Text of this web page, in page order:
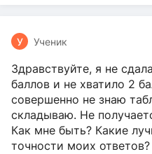
У Ученик
Здравствуйте, я не
баллов и не хватило 2
совершенно не знаю
складываю. Не
Как мне быть? Какие
точности моих ответов?